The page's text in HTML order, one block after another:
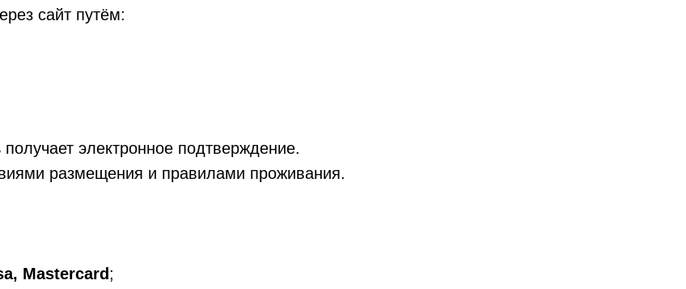
сайт путём:
электронное подтверждение.
размещения и правилами проживания.
Mastercard;